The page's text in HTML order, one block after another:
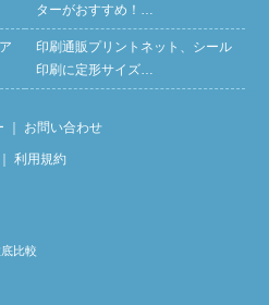
ターがおすすめ！…
印刷通販プリントネット、シール
印刷に定形サイズ…
｜ お問い合わせ
利用規約
比較